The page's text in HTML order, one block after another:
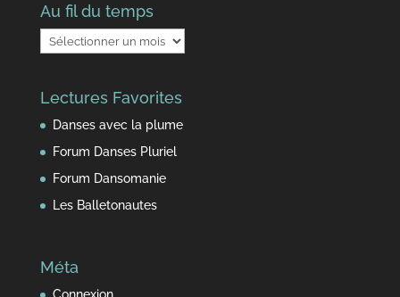
Au fil du temps
Au
fil
temps
Lectures Favorites
Danses avec la plume
Forum Danses Pluriel
Forum Dansomanie
Les Balletonautes
Méta
Connexion